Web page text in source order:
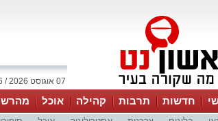
07 אוגוסט 2026 / 17:46
חדשות תרבות קהילה אוכל